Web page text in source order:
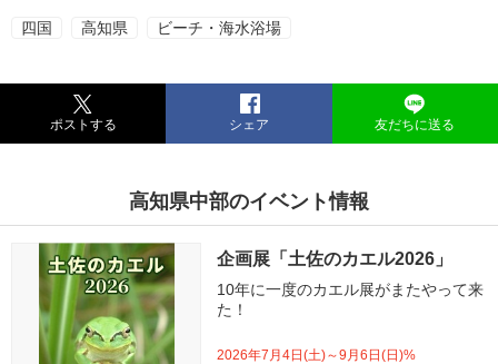
四国 高知県 ビーチ・海水浴場
ポストする シェア 友だちに送る
高知県中部のイベント情報
企画展「土佐のカエル2026」
10年に一度のカエル展がまたやって来
た！
2026年7月4日(土)～9月6日(日)%